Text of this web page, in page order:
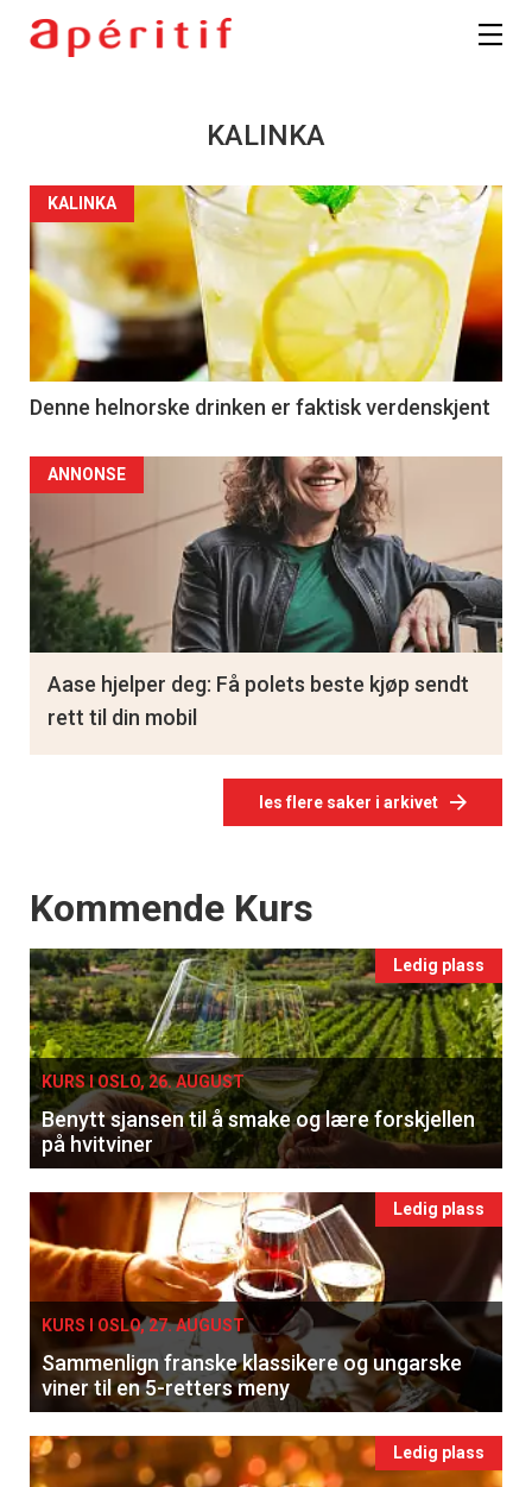
KALINKA
KALINKA
Denne helnorske drinken er faktisk verdenskjent
les flere saker i arkivet
ANNONSE
Aase hjelper deg: Få polets beste kjøp sendt
rett til din mobil
Events
Kommende Kurs
Ledig plass
KURS I OSLO, 26. AUGUST
Benytt sjansen til å smake og lære forskjellen
på hvitviner
Ledig plass
KURS I OSLO, 27. AUGUST
Sammenlign franske klassikere og ungarske
viner til en 5-retters meny
Ledig plass